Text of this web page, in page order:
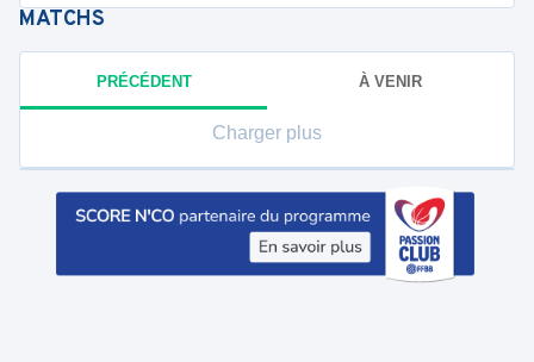
MATCHS
PRÉCÉDENT À VENIR
Charger plus